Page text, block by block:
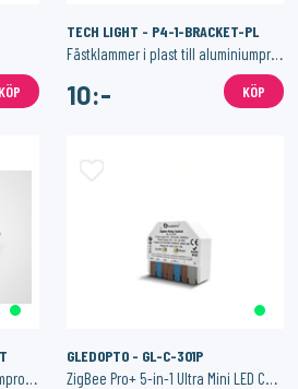
KÖP
TECH LIGHT - P4-1-BRACKET-PL
Fästklammer i plast till aluminiumprofil P4-1 för LED-list
10:- KÖP
Skarvdelar i plast till aluminiumprofil för LED-list
GLEDOPTO - GL-C-301P
ZigBee Pro+ 5-in-1 Ultra Mini LED Controller